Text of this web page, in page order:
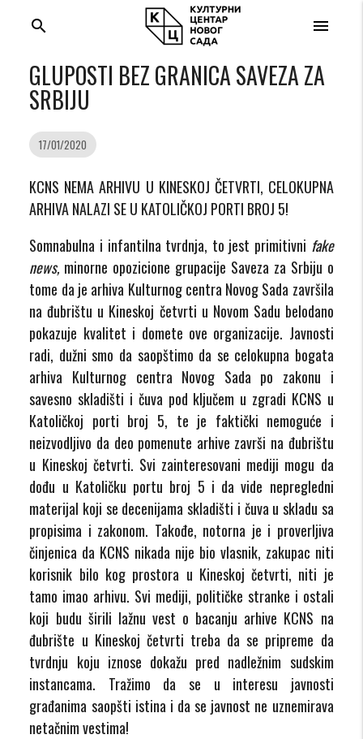
menu
search
GLUPOSTI BEZ GRANICA SAVEZA ZA
SRBIJU
17/01/2020
KCNS NEMA ARHIVU U KINESKOJ ČETVRTI, CELOKUPNA
ARHIVA NALAZI SE U KATOLIČKOJ PORTI BROJ 5!
Somnabulna i infantilna tvrdnja, to jest primitivni fake
news, minorne opozicione grupacije Saveza za Srbiju o
tome da je arhiva Kulturnog centra Novog Sada završila
na đubrištu u Kineskoj četvrti u Novom Sadu belodano
pokazuje kvalitet i domete ove organizacije. Javnosti
radi, dužni smo da saopštimo da se celokupna bogata
arhiva Kulturnog centra Novog Sada po zakonu i
savesno skladišti i čuva pod ključem u zgradi KCNS u
Katoličkoj porti broj 5, te je faktički nemoguće i
neizvodljivo da deo pomenute arhive završi na đubrištu
u Kineskoj četvrti. Svi zainteresovani mediji mogu da
dođu u Katoličku portu broj 5 i da vide nepregledni
materijal koji se decenijama skladišti i čuva u skladu sa
propisima i zakonom. Takođe, notorna je i proverljiva
činjenica da KCNS nikada nije bio vlasnik, zakupac niti
korisnik bilo kog prostora u Kineskoj četvrti, niti je
tamo imao arhivu. Svi mediji, političke stranke i ostali
koji budu širili lažnu vest o bacanju arhive KCNS na
đubrište u Kineskoj četvrti treba da se pripreme da
tvrdnju koju iznose dokažu pred nadležnim sudskim
instancama. Tražimo da se u interesu javnosti
građanima saopšti istina i da se javnost ne uznemirava
netačnim vestima!